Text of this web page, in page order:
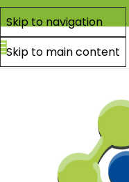
Skip to navigation
Skip to main content